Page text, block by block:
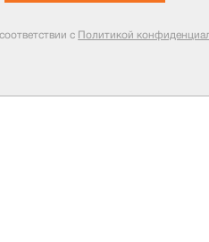
с Политикой